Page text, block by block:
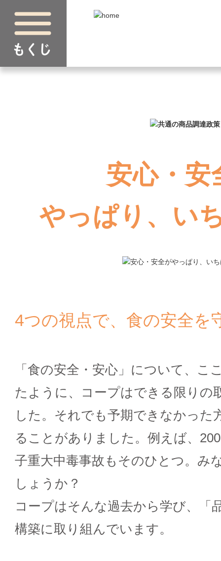
安心・安
やっぱり、い
4つの視点で、食の安全を
「食の安全・安心」について、こ
たように、コープはできる限りの
した。それでも予期できなかった
ることがありました。例えば、
子重大中毒事故もそのひとつ。み
しょうか？
コープはそんな過去から学び、「
構築に取り組んでいます。